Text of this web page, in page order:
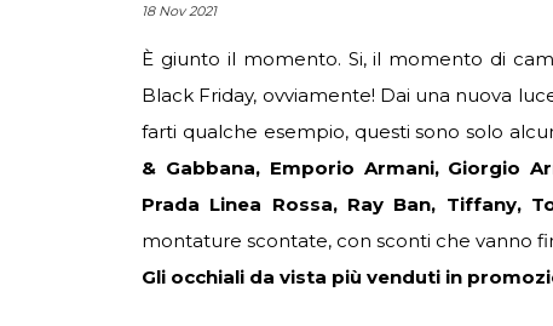
18 Nov 2021
È giunto il momento. Si, il momento di
Black Friday, ovviamente! Dai una nuova
farti qualche esempio, questi sono solo
& Gabbana, Emporio Armani, Giorgio
Prada Linea Rossa, Ray Ban, Tiffany,
montature scontate, con sconti che vanno
Gli occhiali da vista più venduti in